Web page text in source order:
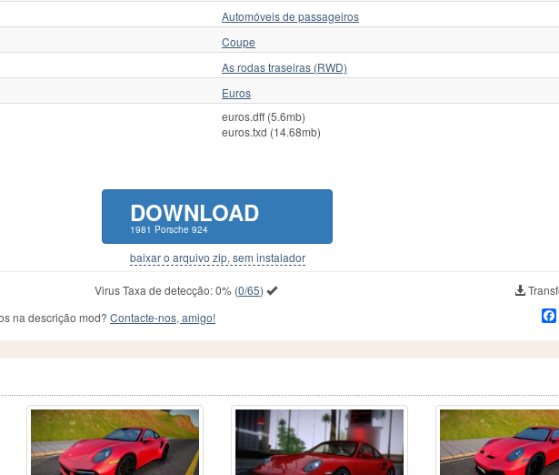
Automóveis de passageiros
Coupe
As rodas traseiras (RWD)
Euros
euros.dff (5.6mb)
euros.txd (14.68mb)
DOWNLOAD
1981 Porsche 924
baixar o arquivo zip, sem instalador
Virus Taxa de detecção:0%(0/65)
na descrição mod? Contacte-nos, amigo!